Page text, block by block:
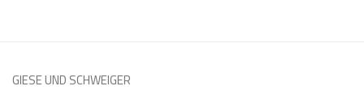
GIESE UND SCHWEIGER